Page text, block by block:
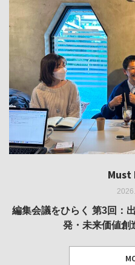
Must
編集会議をひらく 第3回：
発・未来価値
Must
REVIEW｜果たして美術家
作家」となる
Must
REPORT｜
Must
REVIEW｜菊池聡太
Must
REVIEW｜生の存在証明と